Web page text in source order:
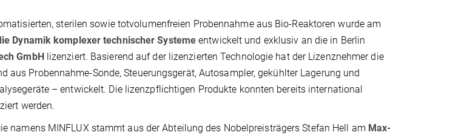
sterilen sowie totvolumenfreien Probennahme aus Bio-Reaktoren wurde am
Dynamik komplexer technischer Systeme entwickelt und exklusiv an die in Berlin
GmbH
lizenziert. Basierend auf der lizenzierten Technologie hat der Lizenznehmer die
aus Probennahme-Sonde, Steuerungsgerät, Autosampler, gekühlter Lagerung und
– entwickelt. Die lizenzpflichtigen Produkte konnten bereits international
werden.
namens MINFLUX stammt aus der Abteilung des Nobelpreisträgers Stefan Hell am Max-